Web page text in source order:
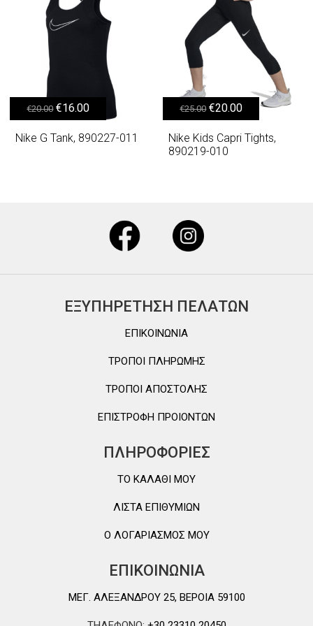
€20.00 Original price was: €20.00.
€16.00Η τρέχουσα τιμή είναι: €16.00.
Nike G Tank, 890227-011
€25.00 Original price was: €25.00.
€20.00Η τρέχουσα τιμή είναι: €20.00.
Nike Kids Capri Tights,
890219-010
ΕΞΥΠΗΡΕΤΗΣΗ ΠΕΛΑΤΩΝ
ΕΠΙΚΟΙΝΩΝΙΑ
ΤΡΟΠΟΙ ΠΛΗΡΩΜΗΣ
ΤΡΟΠΟΙ ΑΠΟΣΤΟΛΗΣ
ΕΠΙΣΤΡΟΦΗ ΠΡΟΙΟΝΤΩΝ
ΠΛΗΡΟΦΟΡΙΕΣ
TO ΚΑΛΑΘΙ MOY
ΛΙΣΤΑ ΕΠΙΘΥΜΙΩΝ
Ο ΛΟΓΑΡΙΑΣΜΟΣ ΜΟΥ
ΕΠΙΚΟΙΝΩΝΙΑ
ΜΕΓ. ΑΛΕΞΑΝΔΡΟΥ 25, ΒΕΡΟΙΑ 59100